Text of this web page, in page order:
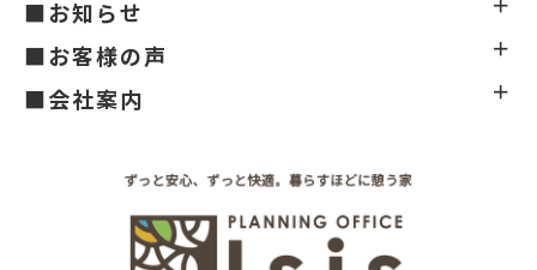
■お知らせ
■お客様の声
■会社案内